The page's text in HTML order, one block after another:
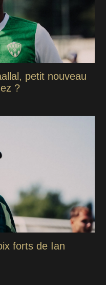
petit nouveau
?
forts de Ian